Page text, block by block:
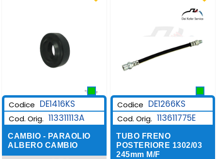
Codice DE1416KS
Cod. Orig. 113311113A
CAMBIO - PARAOLIO
ALBERO CAMBIO
Codice DE1266KS
Cod. Orig. 113611775E
TUBO FRENO
POSTERIORE 1302/03
245mm M/F